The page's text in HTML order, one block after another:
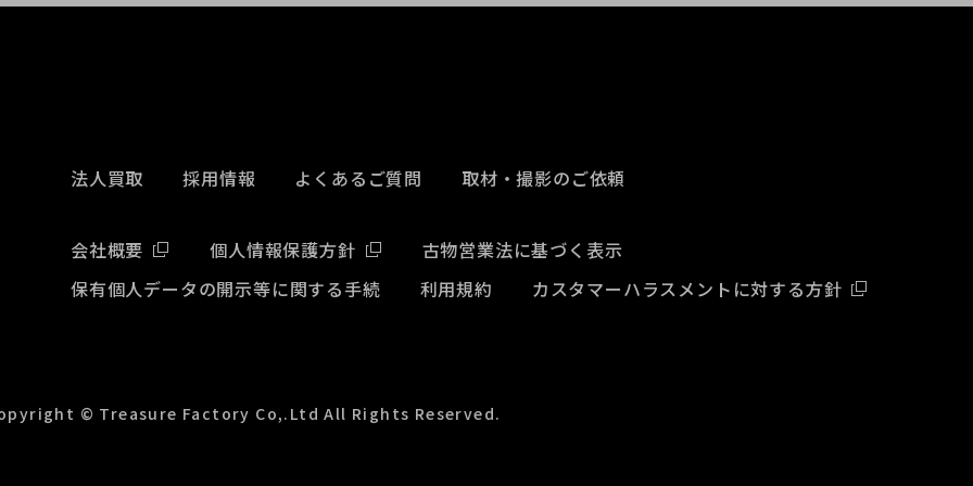
法人買取 採用情報 よくあるご質問 取材・撮影のご依頼
会社概要 個人情報保護方針
古物営業法に基づく表示
保有個人データの開示等に関する手続
利用規約 カスタマーハラスメントに対する方針
© Treasure Factory Co,.Ltd All Rights Reserved.